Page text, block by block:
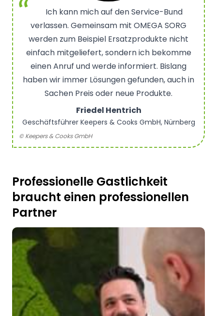
Ich kann mich auf den Service-Bund
verlassen. Gemeinsam mit OMEGA SORG
werden zum Beispiel Ersatzprodukte nicht
einfach mitgeliefert, sondern ich bekomme
einen Anruf und werde informiert. Bislang
haben wir immer Lösungen gefunden, auch in
Sachen Preis oder neue Produkte.
Friedel Hentrich
Geschäftsführer Keepers & Cooks GmbH, Nürnberg
© Keepers & Cooks GmbH
Professionelle Gastlichkeit
braucht einen professionellen
Partner